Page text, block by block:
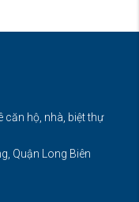
hộ, nhà, biệt thự
Quận Long Biên